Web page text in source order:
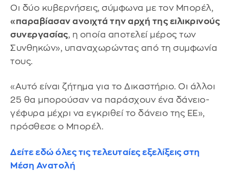
Οι δύο κυβερνήσεις, σύμφωνα με τον Μπορέλ,
«παραβίασαν ανοιχτά την αρχή της ειλικρινούς
συνεργασίας, η οποία αποτελεί μέρος των
Συνθηκών», υπαναχωρώντας από τη συμφωνία
τους.
«Αυτό είναι ζήτημα για το Δικαστήριο. Οι άλλοι
25 θα μπορούσαν να παράσχουν ένα δάνειο-
γέφυρα μέχρι να εγκριθεί το δάνειο της ΕΕ»,
πρόσθεσε ο Μπορέλ.
Δείτε εδώ όλες τις τελευταίες εξελίξεις στη
Μέση Ανατολή